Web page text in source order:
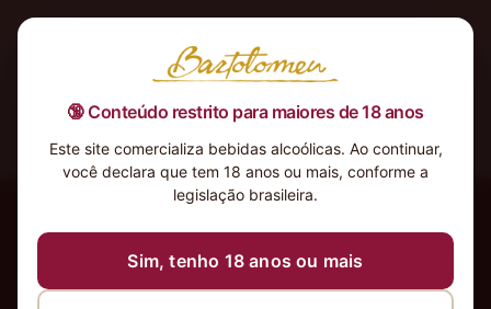
🔞 Conteúdo restrito para maiores de 18 anos
Este site comercializa bebidas alcoólicas. Ao continuar,
você declara que tem 18 anos ou mais, conforme a
legislação brasileira.
Sim, tenho 18 anos ou mais
‹ Meus Vinhos
rótulos
SOBRE AJUDA AO CLIENTE